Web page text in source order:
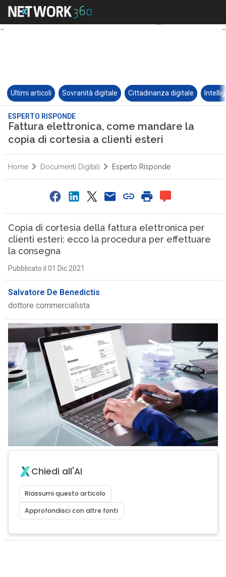
Ultimi articoli Sovranità digitale Cittadinanza digitale
ESPERTO RISPONDE
Fattura elettronica, come mandare la
copia di cortesia a clienti esteri
Home Documenti Digitali Esperto Risponde
Copia di cortesia della fattura elettronica per
clienti esteri: ecco la procedura per effettuare
la consegna
Pubblicato il 01 Dic 2021
Salvatore De Benedictis
dottore commercialista
Chiedi all'AI
Riassumi questo articolo
Approfondisci con altre fonti